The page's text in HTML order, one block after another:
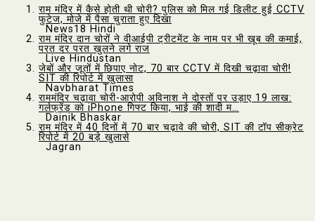
राम मंदिर में कैसे होती थी चोरी? पुलिस को मिल गई डिलीट हुई CCTV
फुटेज, मोजे में पैसा चुराता हुए दिखा
News18 Hindi
राम मंदिर दान चोरों ने वीआईपी ट्रीटमेंट के नाम पर भी खूब की कमाई,
परत दर परत खुलने लगे राज
Live Hindustan
जेबों और जूतों में छिपाए नोट, 70 बार CCTV में दिखी चढ़ावा चोरी!
SIT की रिपोर्ट में खुलासा
Navbharat Times
राममंदिर चढ़ावा चोरी-आरोपी अविनाश ने दोस्तों पर उड़ाए 19 लाख:
गर्लफ्रेंड को iPhone गिफ्ट किया, भाई की शादी म…
Dainik Bhaskar
राम मंदिर में 40 दिनों में 70 बार चढ़ावे की चोरी, SIT की टॉप सीक्रेट
रिपोर्ट में 20 बड़े खुलासे
Jagran